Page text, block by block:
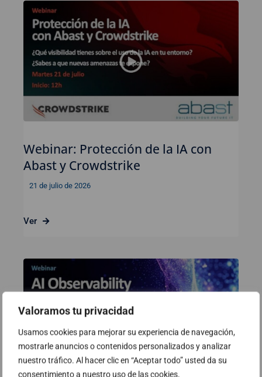
Valoramos tu privacidad
Usamos cookies para mejorar su experiencia de navegación,
mostrarle anuncios o contenidos personalizados y analizar
nuestro tráfico. Al hacer clic en “Aceptar todo” usted da su
consentimiento a nuestro uso de las cookies.
Webinar: Protección de la IA con
Abast y Crowdstrike
21 de julio de 2026
Ver